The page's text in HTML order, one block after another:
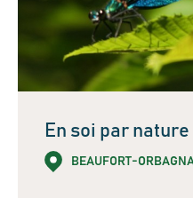
En soi par
BEAUFORT-